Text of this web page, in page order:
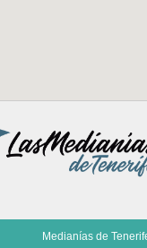
Medianías de